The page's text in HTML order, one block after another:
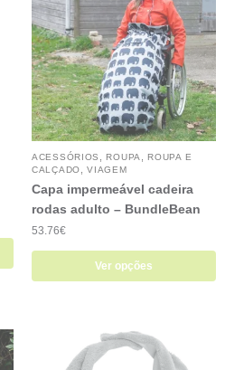
ACESSÓRIOS ROUPA
ROUPA E
CALÇADO
,VIAGEM
Capa impermeável cadeira
rodas adulto – BundleBean
53.76€
Ver opções